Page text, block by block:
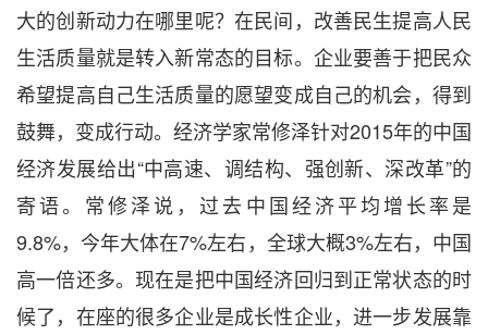
大的创新动力在哪里呢？在民间，改善民生提高人民
生活质量就是转入新常态的目标。企业要善于把民众
希望提高自己生活质量的愿望变成自己的机会，得到
鼓舞，变成行动。经济学家常修泽针对2015年的中国
经济发展给出“中高速、调结构、强创新、深改革”的
寄语。常修泽说，过去中国经济平均增长率是
9.8%，今年大体在7%左右，全球大概3%左右，中国
高一倍还多。现在是把中国经济回归到正常状态的时
候了，在座的很多企业是成长性企业，进一步发展靠